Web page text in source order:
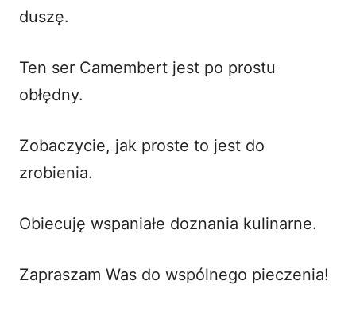
duszę.
Ten ser Camembert jest po prostu
obłędny.
Zobaczycie, jak proste to jest do
zrobienia.
Obiecuję wspaniałe doznania kulinarne.
Zapraszam Was do wspólnego pieczenia!